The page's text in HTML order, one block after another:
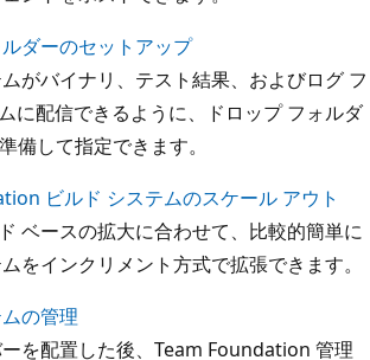
ダーのセットアップ
がバイナリ、テスト結果、およびログ フ
に配信できるように、ドロップ フォルダ
備して指定できます。
ビルド システムのスケール アウト
ベースの拡大に合わせて、比較的簡単に
をインクリメント方式で拡張できます。
の管理
を配置した後、Team Foundation 管理